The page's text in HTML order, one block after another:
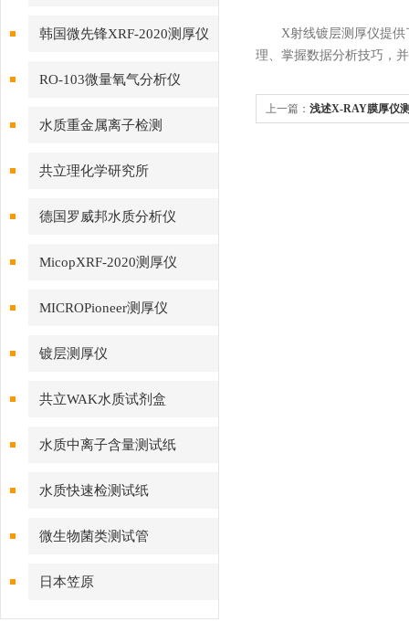
韩国微先锋XRF-2020测厚仪
RO-103微量氧气分析仪
水质重金属离子检测
共立理化学研究所
德国罗威邦水质分析仪
MicopXRF-2020测厚仪
MICROPioneer测厚仪
镀层测厚仪
共立WAK水质试剂盒
水质中离子含量测试纸
水质快速检测试纸
微生物菌类测试管
日本笠原
X射线镀层测厚仪提供了
理、掌握数据分析技巧，
上一篇： 浅述X-RAY膜厚仪